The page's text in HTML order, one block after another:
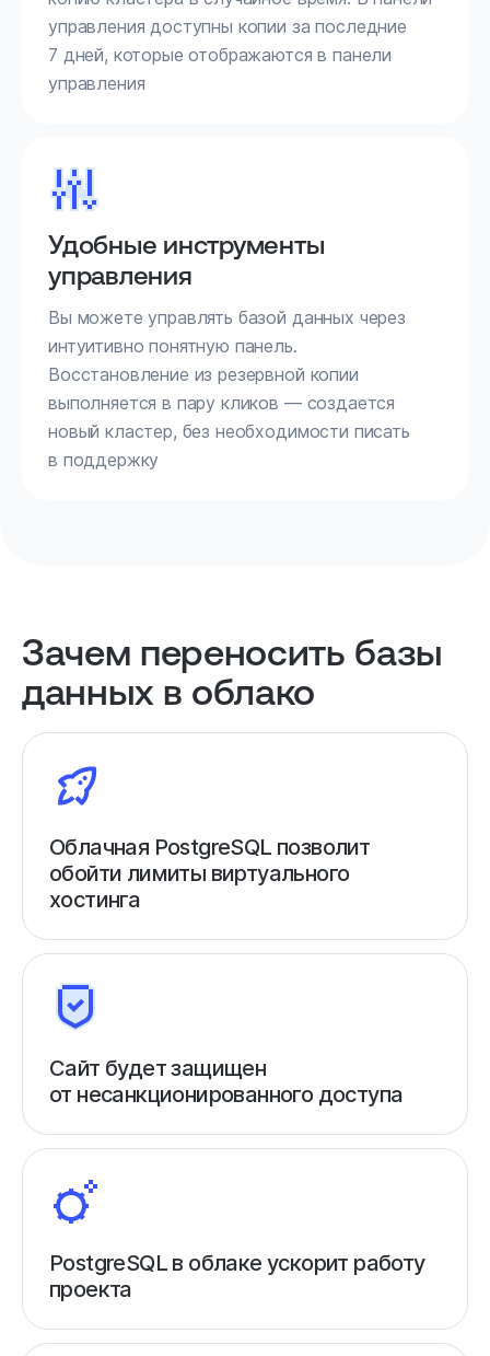
управления доступны копии за последние
7 дней, которые отображаются в панели
управления
Удобные инструменты
управления
Вы можете управлять базой данных через
интуитивно понятную панель.
Восстановление из резервной копии
выполняется в пару кликов — создается
новый кластер, без необходимости писать
в поддержку
Зачем переносить базы
данных в облако
Облачная PostgreSQL позволит
обойти лимиты виртуального
хостинга
Сайт будет защищен
от несанкционированного доступа
PostgreSQL в облаке ускорит работу
проекта